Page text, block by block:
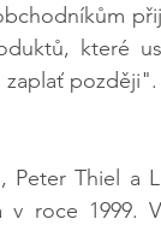
které
zaplať
Peter Thiel
v roce 1999.